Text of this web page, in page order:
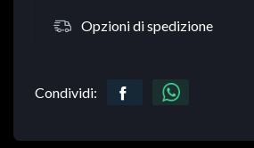
Opzioni di spedizione
Condividi: